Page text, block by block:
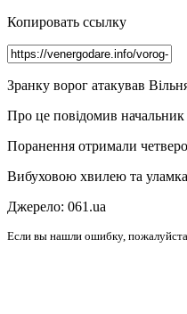
Копировать ссылку
Зранку ворог атакував
Про це повідомив
Поранення отримали
Вибуховою хвилею та
Джерело: 061.ua
Если вы нашли ошибку,